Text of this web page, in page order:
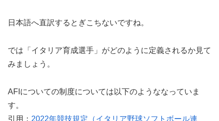
日本語へ直訳するとぎこちないですね。
では「イタリア育成選手」がどのように定義されるか見て
みましょう。
AFIについての制度については以下のようななっていま
す。
引用： 2022年競技規定（イタリア野球ソフトボール連